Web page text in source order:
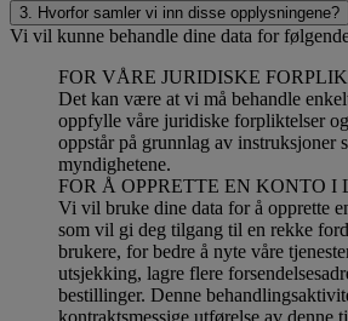
3. Hvorfor samler vi inn disse opplysningene?
Vi vil kunne behandle dine data for
FOR VÅRE JURIDISKE
Det kan være at vi må behandle
oppfylle våre juridiske forpliktelser
oppstår på grunnlag av instruksjoner
myndighetene.
FOR Å OPPRETTE EN KONTO I
Vi vil bruke dine data for å opprette
som vil gi deg tilgang til en rekke
brukere, for bedre å nyte våre
utsjekking, lagre flere
bestillinger. Denne
kontraktsmessige utførelse av denne